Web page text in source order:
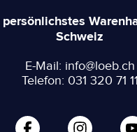
persönlichstes
Schweiz
E-Mail: info@loeb.ch
Telefon: 031 320 71 11